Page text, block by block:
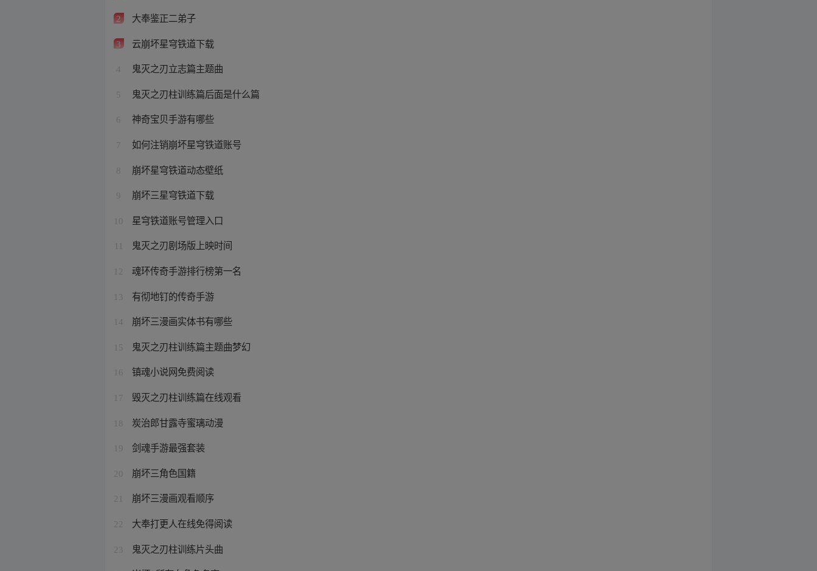
2 大奉鉴正二弟子
3 云崩坏星穹铁道下载
4 鬼灭之刃立志篇主题曲
5 鬼灭之刃柱训练篇后面是什么篇
6 神奇宝贝手游有哪些
7 如何注销崩坏星穹铁道账号
8 崩坏星穹铁道动态壁纸
9 崩坏三星穹铁道下载
10 星穹铁道账号管理入口
鬼灭之刃剧场版上映时间
12 魂环传奇手游排行榜第一名
13 有彻地钉的传奇手游
14 崩坏三漫画实体书有哪些
15 鬼灭之刃柱训练篇主题曲梦幻
16 镇魂小说网免费阅读
17 毁灭之刃柱训练篇在线观看
18 炭治郎甘露寺蜜璃动漫
19 剑魂手游最强套装
20 崩坏三角色国籍
21 崩坏三漫画观看顺序
22 大奉打更人在线免得阅读
23 鬼灭之刃柱训练片头曲